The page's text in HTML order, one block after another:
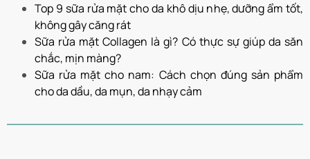
Top 9 sữa rửa mặt cho da khô dịu nhẹ, dưỡng ẩm tốt,
không gây căng rát
Sữa rửa mặt Collagen là gì? Có thực sự giúp da săn
chắc, mịn màng?
Sữa rửa mặt cho nam: Cách chọn đúng sản phẩm
cho da dầu, da mụn, da nhạy cảm